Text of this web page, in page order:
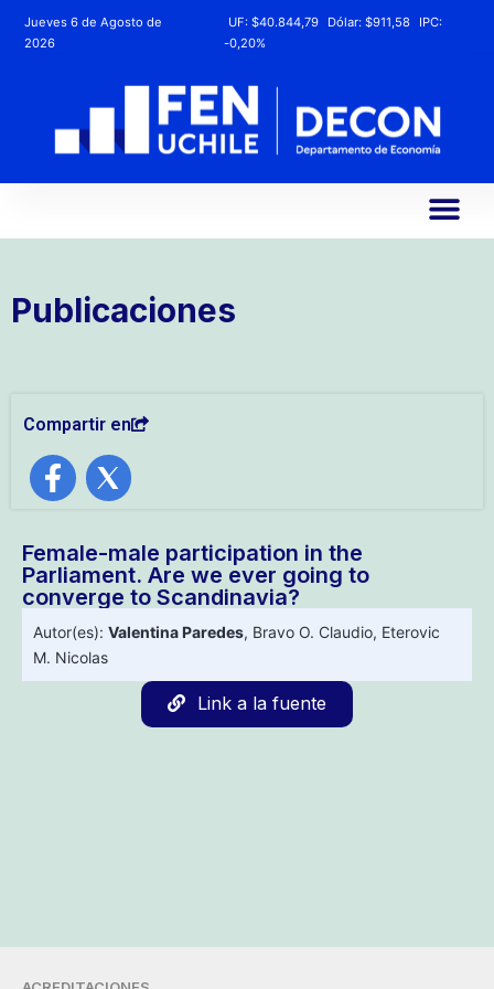
Jueves 6 de Agosto de
2026
UF:$40.844,79 Dólar:$911,58
IPC:
-0,20%
Publicaciones
Compartir en
Female-male participation in the
Parliament. Are we ever going to
converge to Scandinavia?
Autor(es): Valentina Paredes, Bravo O. Claudio, Eterovic
M. Nicolas
Link a la fuente